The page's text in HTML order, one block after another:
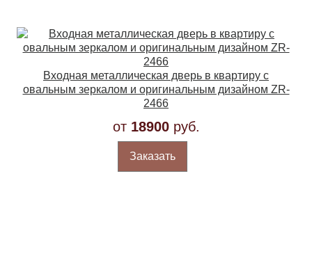
Входная металлическая дверь в квартиру с
овальным зеркалом и оригинальным дизайном ZR-
2466
от 18900руб.
Заказать